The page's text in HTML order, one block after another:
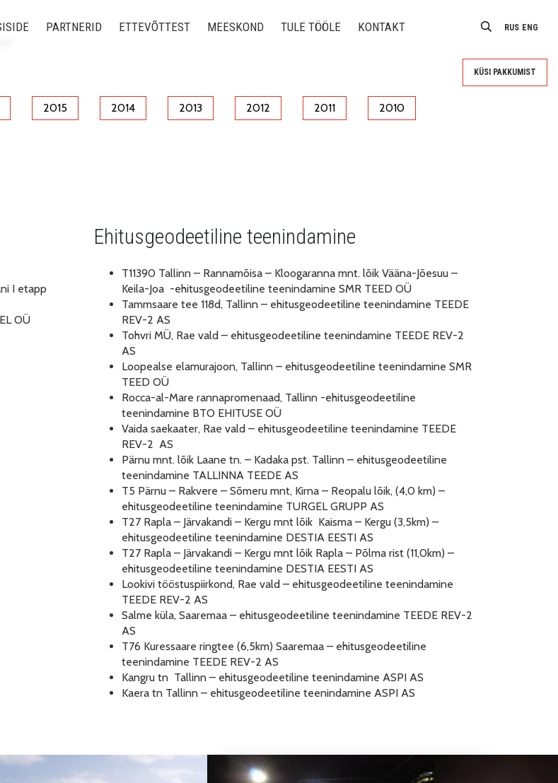
PARTNERID ETTEVÕTTEST MEESKOND TULE TÖÖLE KONTAKT
KÜSI PAKKUMIST
RUS ENG
2015 2014 2013 2012 2011 2010
I etapp
OÜ
Ehitusgeodeetiline teenindamine
T11390 Tallinn – Rannamõisa – Kloogaranna mnt. lõik Vääna-Jõesuu –
Keila-Joa -ehitusgeodeetiline teenindamine SMR TEED OÜ
Tammsaare tee 118d, Tallinn – ehitusgeodeetiline teenindamine TEEDE
REV-2 AS
Tohvri MÜ, Rae vald – ehitusgeodeetiline teenindamine TEEDE REV-2
AS
Loopealse elamurajoon, Tallinn – ehitusgeodeetiline teenindamine SMR
TEED OÜ
Rocca-al-Mare rannapromenaad, Tallinn -ehitusgeodeetiline
teenindamine BTO EHITUSE OÜ
Vaida saekaater, Rae vald – ehitusgeodeetiline teenindamine TEEDE
REV-2 AS
Pärnu mnt. lõik Laane tn. – Kadaka pst. Tallinn – ehitusgeodeetiline
teenindamine TALLINNA TEEDE AS
T5 Pärnu – Rakvere – Sõmeru mnt, Kirna – Reopalu lõik, (4,0 km) –
ehitusgeodeetiline teenindamine TURGEL GRUPP AS
T27 Rapla – Järvakandi – Kergu mnt lõik Kaisma – Kergu (3,5km) –
ehitusgeodeetiline teenindamine DESTIA EESTI AS
T27 Rapla – Järvakandi – Kergu mnt lõik Rapla – Põlma rist (11,0km) –
ehitusgeodeetiline teenindamine DESTIA EESTI AS
Lookivi tööstuspiirkond, Rae vald – ehitusgeodeetiline teenindamine
TEEDE REV-2 AS
Salme küla, Saaremaa – ehitusgeodeetiline teenindamine TEEDE REV-2
AS
T76 Kuressaare ringtee (6,5km) Saaremaa – ehitusgeodeetiline
teenindamine TEEDE REV-2 AS
Kangru tn Tallinn – ehitusgeodeetiline teenindamine ASPI AS
Kaera tn Tallinn – ehitusgeodeetiline teenindamine ASPI AS
Turba jaam